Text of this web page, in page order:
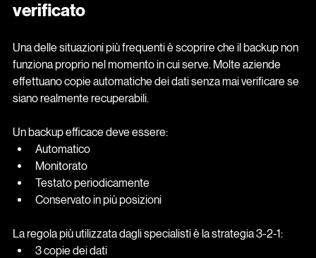
verificato
Una delle situazioni più frequenti è scoprire che il backup non
funziona proprio nel momento in cui serve. Molte aziende
effettuano copie automatiche dei dati senza mai verificare se
siano realmente recuperabili.
Un backup efficace deve essere:
Automatico
Monitorato
Testato periodicamente
Conservato in più posizioni
La regola più utilizzata dagli specialisti è la strategia 3-2-1:
3 copie dei dati